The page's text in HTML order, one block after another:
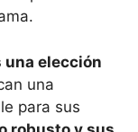
una elección
una
para sus